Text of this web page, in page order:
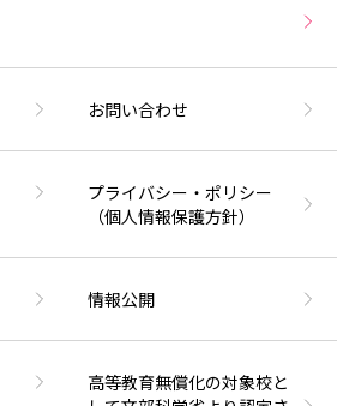
お問い合わせ
プライバシー・ポリシー
（個人情報保護方針）
情報公開
高等教育無償化の対象校と